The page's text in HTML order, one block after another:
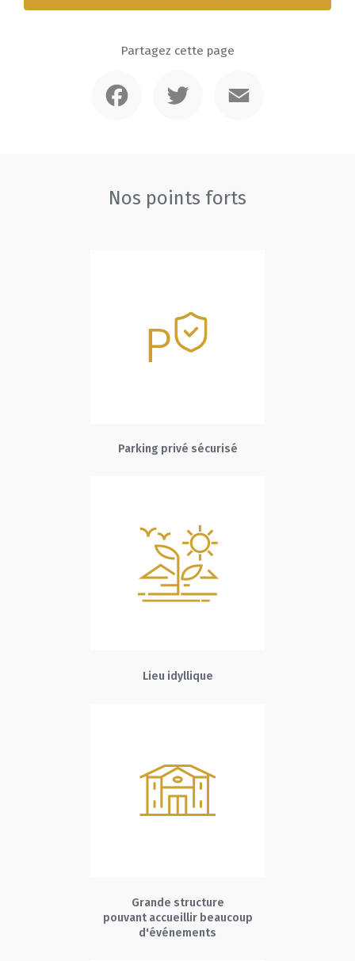
Partagez cette page
Nos points forts
Parking privé sécurisé
Lieu idyllique
Grande structure
pouvant accueillir beaucoup
d'événements